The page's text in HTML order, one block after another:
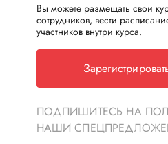
Вы можете размещать свои
сотрудников, вести
участников внутри курса.
ПОДПИШИТЕСЬ НА
НАШИ